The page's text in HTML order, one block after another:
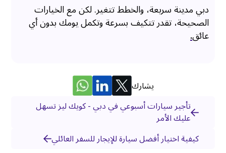
دبي مدينة سريعة، والخطط تتغير. لكن مع الخيارات
الصحيحة، تقدر تتكيف بسرعة وتكمل يومك بدون أي
عائق.
يشارك
تأجير سيارات أسبوعي في دبي - كويك ليز تسهل
عليك الأمر
كيفية اختيار أفضل سيارة للإيجار للسفر العائلي